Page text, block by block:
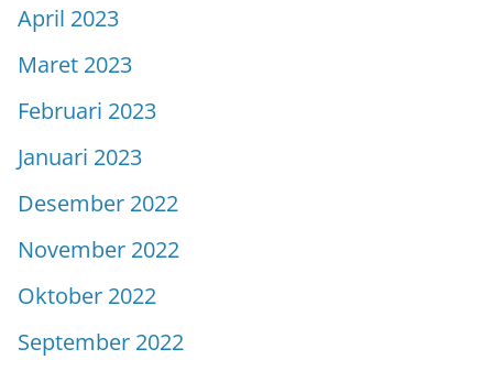
April 2023
Maret 2023
Februari 2023
Januari 2023
Desember 2022
November 2022
Oktober 2022
September 2022